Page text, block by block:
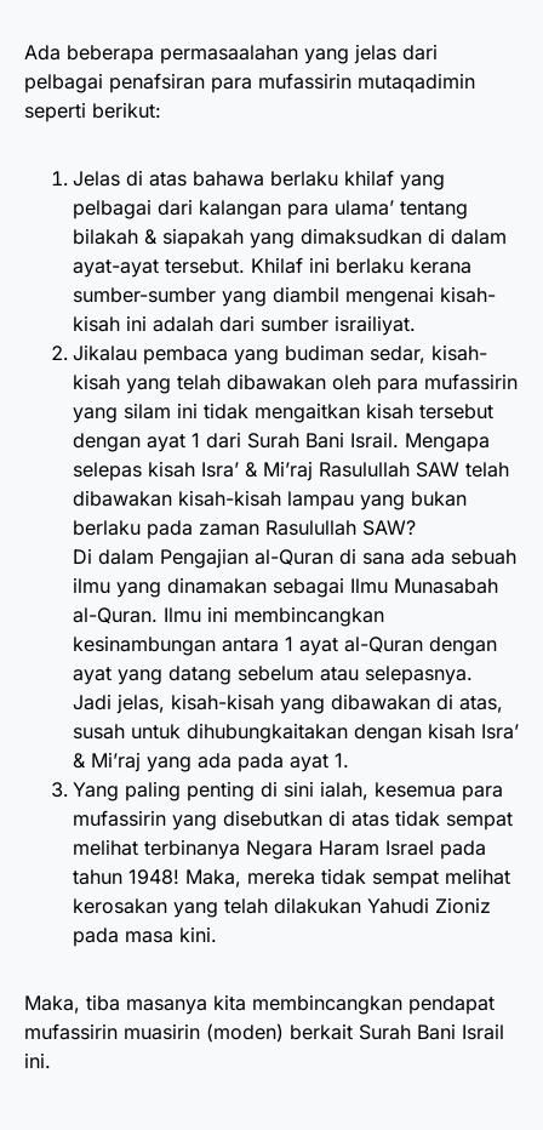
Ada beberapa permasaalahan yang jelas dari
pelbagai penafsiran para mufassirin mutaqadimin
seperti berikut:
Jelas di atas bahawa berlaku khilaf yang
pelbagai dari kalangan para ulama’ tentang
bilakah & siapakah yang dimaksudkan di dalam
ayat-ayat tersebut. Khilaf ini berlaku kerana
sumber-sumber yang diambil mengenai kisah-
kisah ini adalah dari sumber israiliyat.
Jikalau pembaca yang budiman sedar, kisah-
kisah yang telah dibawakan oleh para mufassirin
yang silam ini tidak mengaitkan kisah tersebut
dengan ayat 1 dari Surah Bani Israil. Mengapa
selepas kisah Isra’ & Mi’raj Rasulullah SAW telah
dibawakan kisah-kisah lampau yang bukan
berlaku pada zaman Rasulullah SAW?
Di dalam Pengajian al-Quran di sana ada sebuah
ilmu yang dinamakan sebagai Ilmu Munasabah
al-Quran. Ilmu ini membincangkan
kesinambungan antara 1 ayat al-Quran dengan
ayat yang datang sebelum atau selepasnya.
Jadi jelas, kisah-kisah yang dibawakan di atas,
susah untuk dihubungkaitakan dengan kisah Isra’
& Mi’raj yang ada pada ayat 1.
Yang paling penting di sini ialah, kesemua para
mufassirin yang disebutkan di atas tidak sempat
melihat terbinanya Negara Haram Israel pada
tahun 1948! Maka, mereka tidak sempat melihat
kerosakan yang telah dilakukan Yahudi Zioniz
pada masa kini.
Maka, tiba masanya kita membincangkan pendapat
mufassirin muasirin (moden) berkait Surah Bani Israil
ini.